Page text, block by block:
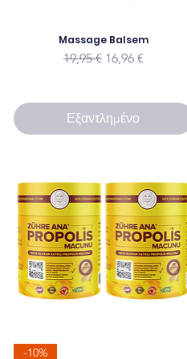
Massage Balsem
Κανονική τιμή
19,95 € Τιμή Έκπτωσης
16,96 €
Εξαντλημένο
-10%